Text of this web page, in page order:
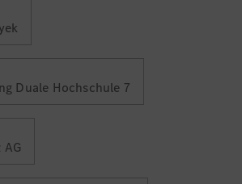
Duale Hochschule 7